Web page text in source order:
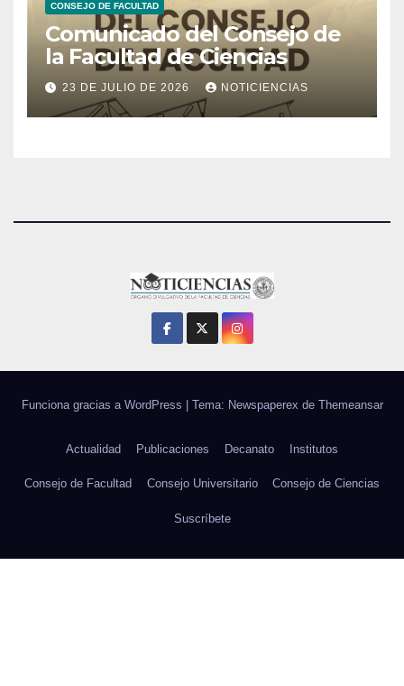
CONSEJO DE FACULTAD
Comunicado del Consejo de
la Facultad de Ciencias
23 DE JULIO DE 2026 NOTICIENCIAS
Funciona gracias a WordPress Tema: Newspaperex de Themeansar
Actualidad Publicaciones Decanato Institutos
Consejo de Facultad Consejo Universitario Consejo de Ciencias
Suscríbete